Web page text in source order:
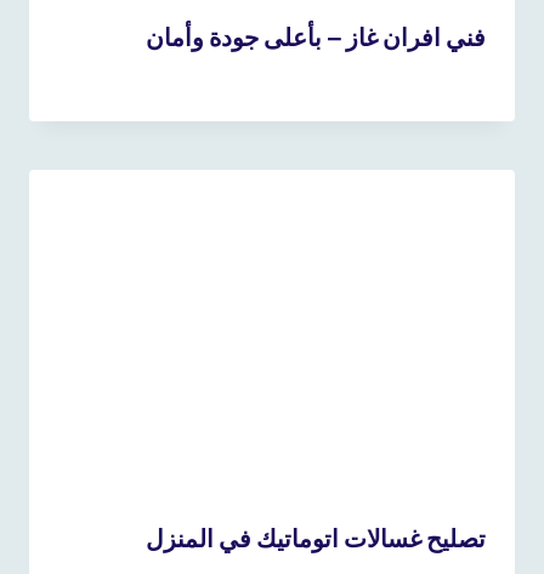
فني افران غاز – بأعلى جودة وأمان
تصليح غسالات اتوماتيك في المنزل